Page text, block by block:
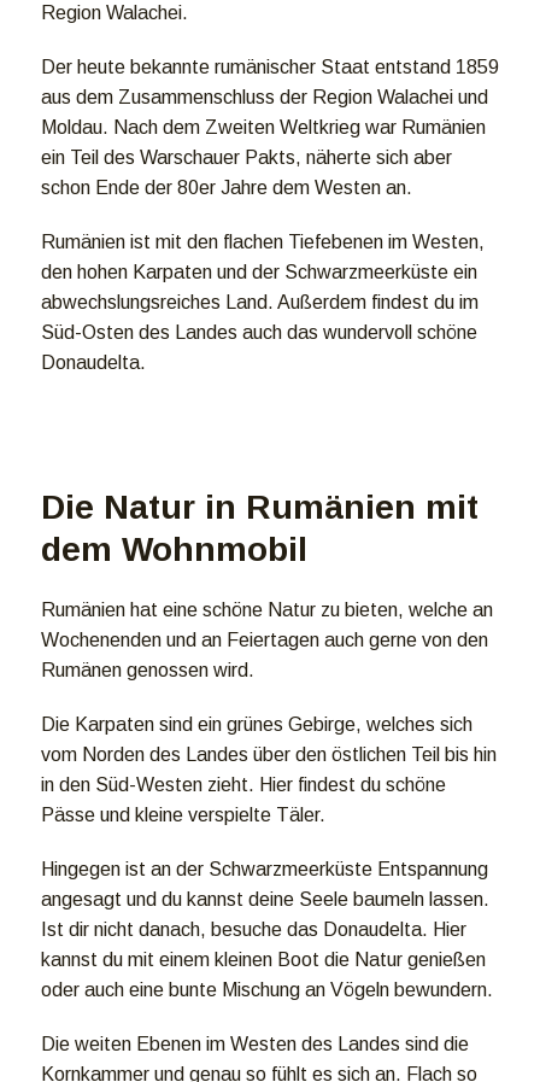
Region Walachei.
Der heute bekannte rumänischer Staat entstand 1859
aus dem Zusammenschluss der Region Walachei und
Moldau. Nach dem Zweiten Weltkrieg war Rumänien
ein Teil des Warschauer Pakts, näherte sich aber
schon Ende der 80er Jahre dem Westen an.
Rumänien ist mit den flachen Tiefebenen im Westen,
den hohen Karpaten und der Schwarzmeerküste ein
abwechslungsreiches Land. Außerdem findest du im
Süd-Osten des Landes auch das wundervoll schöne
Donaudelta.
Die Natur in Rumänien mit
dem Wohnmobil
Rumänien hat eine schöne Natur zu bieten, welche an
Wochenenden und an Feiertagen auch gerne von den
Rumänen genossen wird.
Die Karpaten sind ein grünes Gebirge, welches sich
vom Norden des Landes über den östlichen Teil bis hin
in den Süd-Westen zieht. Hier findest du schöne
Pässe und kleine verspielte Täler.
Hingegen ist an der Schwarzmeerküste Entspannung
angesagt und du kannst deine Seele baumeln lassen.
Ist dir nicht danach, besuche das Donaudelta. Hier
kannst du mit einem kleinen Boot die Natur genießen
oder auch eine bunte Mischung an Vögeln bewundern.
Die weiten Ebenen im Westen des Landes sind die
Kornkammer und genau so fühlt es sich an. Flach so